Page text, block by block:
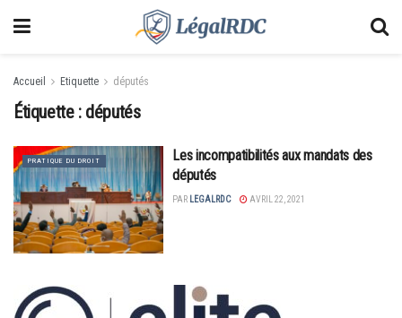
Accueil Etiquette députés
Étiquette : députés
PRATIQUE DU DROIT
Les incompatibilités aux mandats des
députés
PAR LEGALRDC AVRIL 22, 2021